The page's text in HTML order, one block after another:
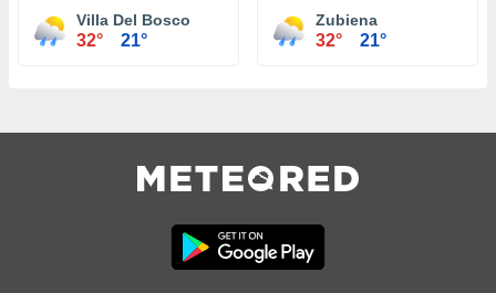
Villa Del Bosco
32° 21°
Zubiena
32° 21°